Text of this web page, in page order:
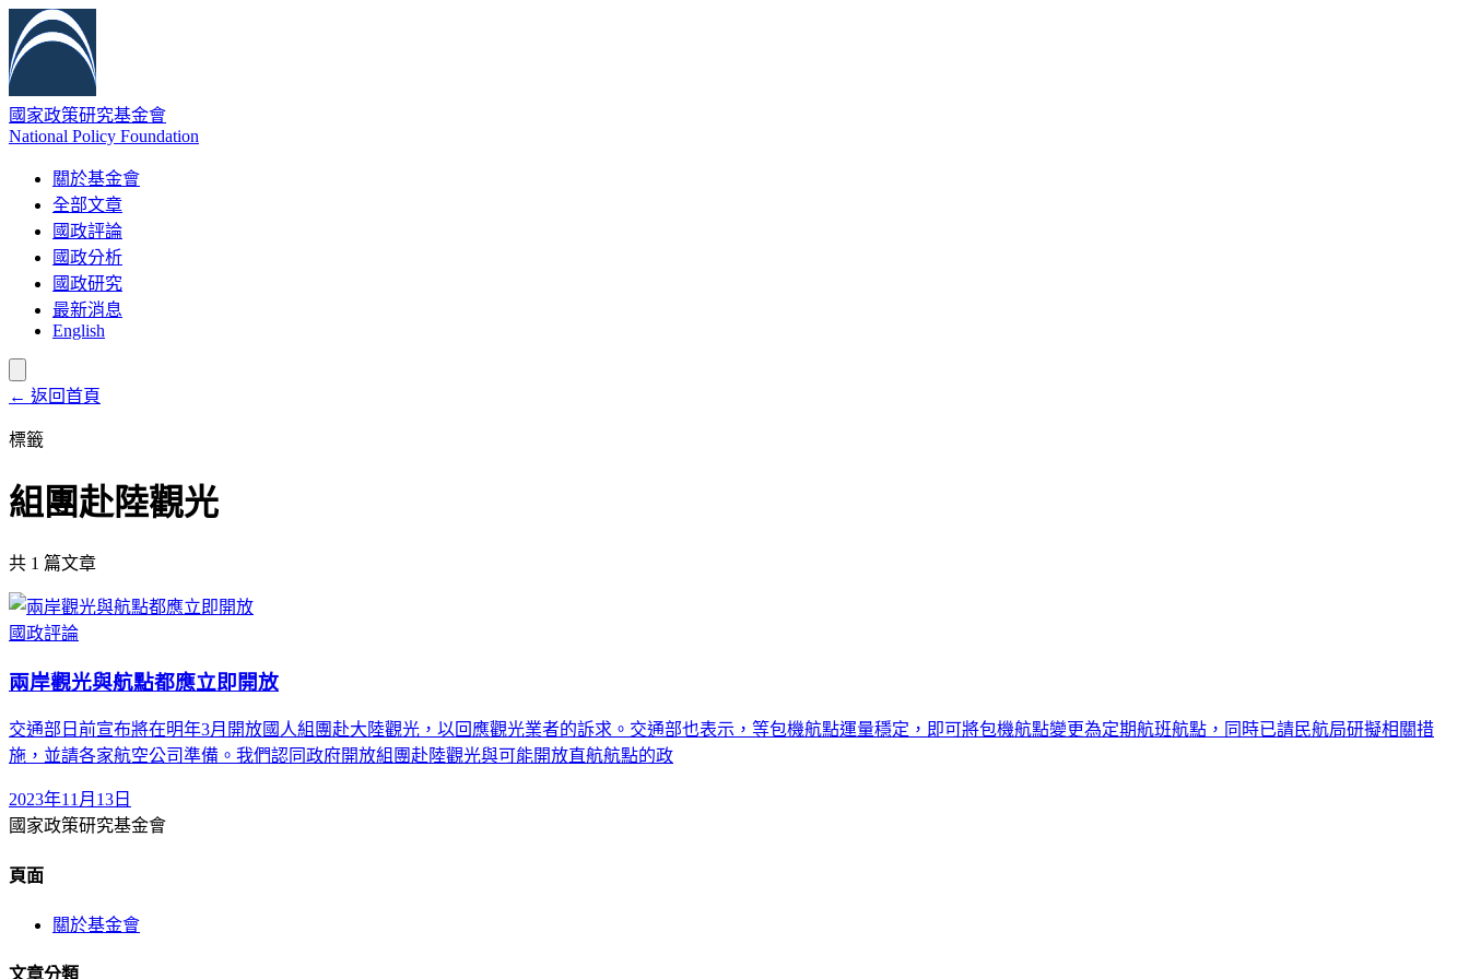
國家政策研究基金會
National Policy Foundation
關於基金會
全部文章
國政評論
國政分析
國政研究
最新消息
English
← 返回首頁
標籤
組團赴陸觀光
共 1 篇文章
國政評論
兩岸觀光與航點都應立即開放
交通部日前宣布將在明年3月開放國人組團赴大陸觀光，以回應觀光業者的訴求。交通部也表示，等包機航點運量穩定，即可將包機航點變更為定期航班航點，同時已請民航局研擬相關措
施，並請各家航空公司準備。我們認同政府開放組團赴陸觀光與可能開放直航航點的政
2023年11月13日
國家政策研究基金會
頁面
關於基金會
文章分類